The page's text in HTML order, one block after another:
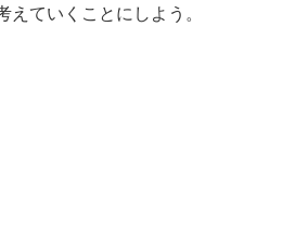
えていくことにしよう。